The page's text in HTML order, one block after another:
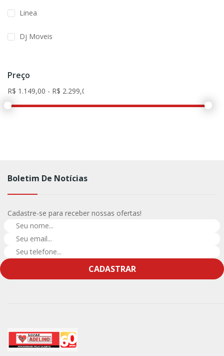
Linea
Dj Moveis
Preço
Boletim De Notícias
Cadastre-se para receber nossas ofertas!
CADASTRAR